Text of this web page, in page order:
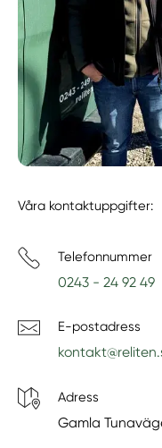
Våra kontaktuppgifter:
Telefonnummer
0243 - 24 92 49
E-postadress
Adress
Gamla